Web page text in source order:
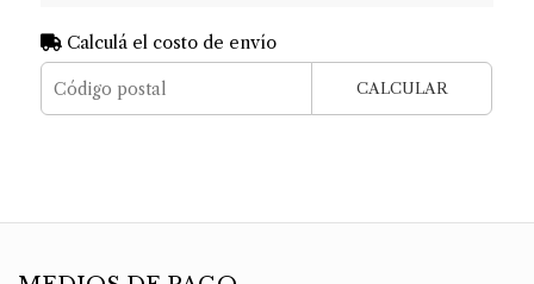
Calculá el costo de envío
CALCULAR